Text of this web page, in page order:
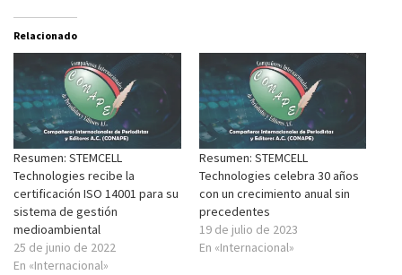
Relacionado
Resumen: STEMCELL
Technologies recibe la
certificación ISO 14001 para su
sistema de gestión
medioambiental
25 de junio de 2022
En «Internacional»
Resumen: STEMCELL
Technologies celebra 30 años
con un crecimiento anual sin
precedentes
19 de julio de 2023
En «Internacional»